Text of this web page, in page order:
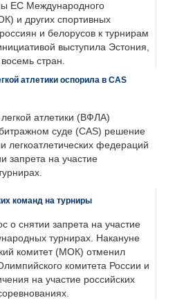
ЕС Международного
и других спортивных
и белорусов к турнирам
выступила Эстония,
стран.
атлетики оспорила в CAS
атлетики (ВФЛА)
суде (CAS) решение
легкоатлетических федераций
запрета на участие
команд на турниры
о снятии запрета на участие
турнирах. Накануне
комитет (МОК) отменил
комитета России и
на участие российских